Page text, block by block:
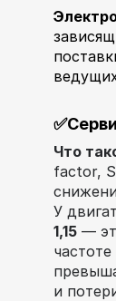
✅
Что
factor,
У
1,15 —
и